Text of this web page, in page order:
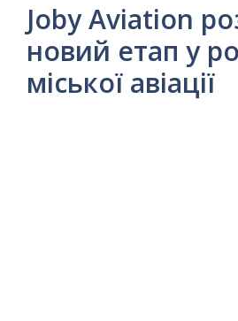
Joby Aviation
новий етап у
міської авіації